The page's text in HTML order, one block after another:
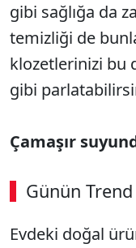
gibi sağlığa da
temizliği de
klozetlerinizi bu
gibi
Çamaşır
Günün
00:02 / 08:06
Evdeki doğal